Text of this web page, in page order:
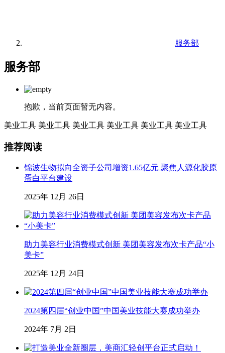
服务部
服务部
抱歉，当前页面暂无内容。
美业工具 美业工具 美业工具 美业工具 美业工具 美业工具
推荐阅读
锦波生物拟向全资子公司增资1.65亿元 聚焦人源化胶原
蛋白平台建设
2025年 12月 26日
助力美容行业消费模式创新 美团美容发布次卡产品“小
美卡”
2025年 12月 24日
2024第四届“创业中国”中国美业技能大赛成功举办
2024年 7月 2日